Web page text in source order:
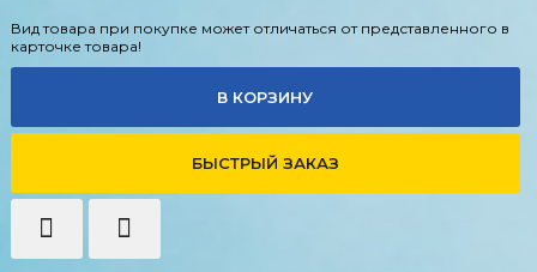
Вид товара при покупке может отличаться от представленного в
карточке товара!
В КОРЗИНУ
БЫСТРЫЙ ЗАКАЗ